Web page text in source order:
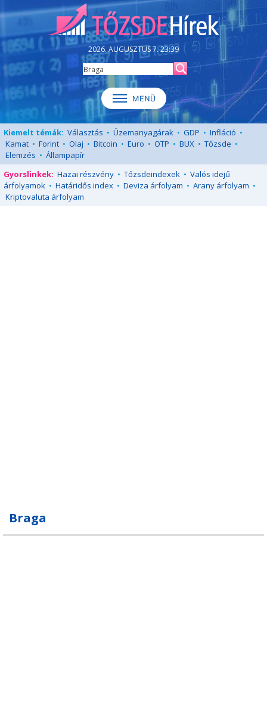
2026. AUGUSZTUS 7. 23:39
Kiemelt témák: Választás • Üzemanyagárak • GDP • Infláció •
Kamat • Forint • Olaj • Bitcoin • Euro • OTP • BUX • Tőzsde •
Elemzés • Állampapír
Gyorslinkek: Hazai részvény • Tőzsdeindexek • Valós idejű
árfolyamok • Határidős index • Deviza árfolyam • Arany árfolyam •
Kriptovaluta árfolyam
Braga